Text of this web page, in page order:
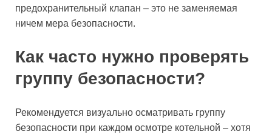
предохранительный клапан – это не заменяемая
ничем мера безопасности.
Как часто нужно проверять
группу безопасности?
Рекомендуется визуально осматривать группу
безопасности при каждом осмотре котельной – хотя